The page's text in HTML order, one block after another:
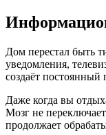
Дом перестал быть
уведомления,
создаёт
Даже когда вы
Мозг не
продолжает